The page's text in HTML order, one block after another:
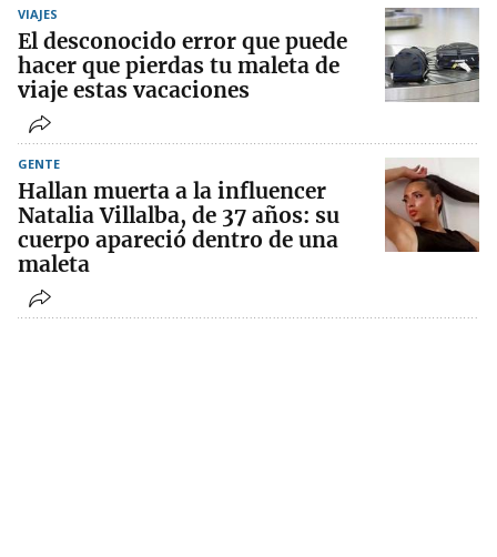
VIAJES
El desconocido error que puede
hacer que pierdas tu maleta de
viaje estas vacaciones
GENTE
Hallan muerta a la influencer
Natalia Villalba, de 37 años: su
cuerpo apareció dentro de una
maleta